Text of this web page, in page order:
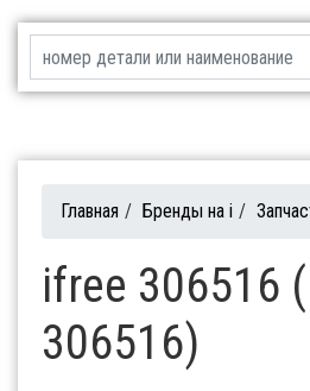
Главная / Бренды на i /
ifree 306516
306516)